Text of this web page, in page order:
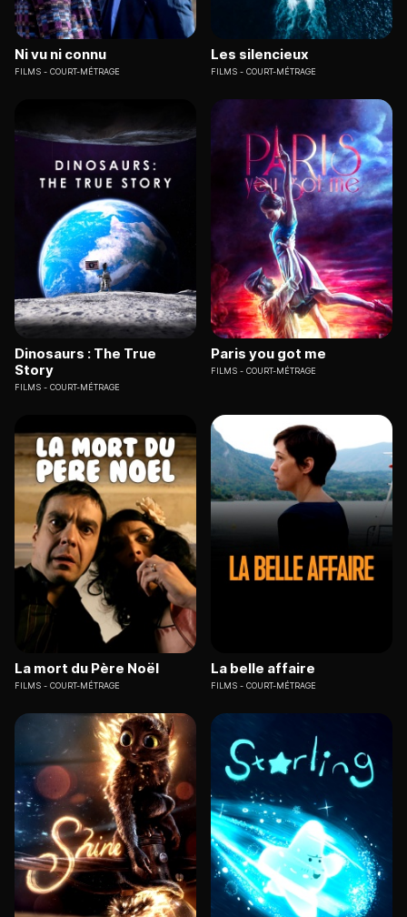
Ni vu ni connu
FILMS COURT-MÉTRAGE
Les silencieux
FILMS COURT-MÉTRAGE
Dinosaurs : The True
Story
FILMS COURT-MÉTRAGE
Paris you got me
FILMS COURT-MÉTRAGE
La mort du Père Noël
FILMS COURT-MÉTRAGE
La belle affaire
FILMS COURT-MÉTRAGE